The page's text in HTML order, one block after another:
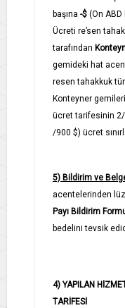
başına -$ (On ABD
Ücreti re’sen
tarafından
gemideki hat
resen tahakkuk
Konteyner
ücret tarifesinin
/900 $) ücret
5) Bildirim ve
acentelerinden
Payı Bildirim
bedelini tevsik
4) YAPILAN
TARİFESİ